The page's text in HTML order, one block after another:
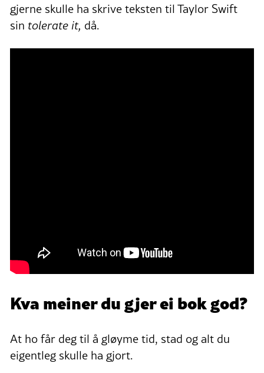
gjerne skulle ha skrive teksten til Taylor Swift
sin tolerate it, då.
Kva meiner du gjer ei bok god?
At ho får deg til å gløyme tid, stad og alt du
eigentleg skulle ha gjort.